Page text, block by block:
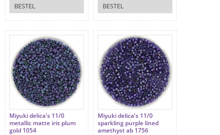
BESTEL BESTEL
Miyuki delica's 11/0
metallic matte iris plum
gold 1054
Miyuki delica's 11/0
sparkling purple lined
amethyst ab 1756